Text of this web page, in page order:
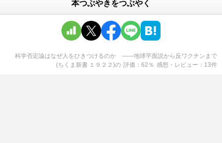
本つぶやきをつぶやく
科学否定論はなぜ人をひきつけるのか ――地球平面説から反ワクチンまで
(ちくま新書 １９２２)の 評価 62 ％ 感想・レビュー 13件